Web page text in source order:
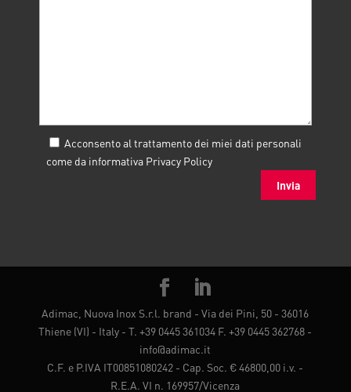
Acconsento al trattamento dei miei dati personali
come da informativa Privacy Policy
Adimac, Nuova Inox S.r.l. brand - Via dei Pini, 50 - 36016
Thiene (VI) - Italy - T. +39 0445 361034 F. +39 0445 362768 -
info@adimac.it
C.F. e P.IVA IT00851080242 - Cap. Soc. € 46800,00 i.v. -
R.E.A. VI n. 169957/Vicenza